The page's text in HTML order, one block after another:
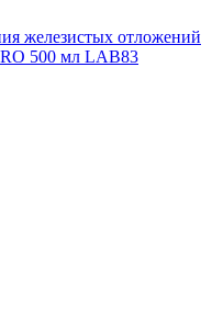
железистых отложений
500 мл LAB83